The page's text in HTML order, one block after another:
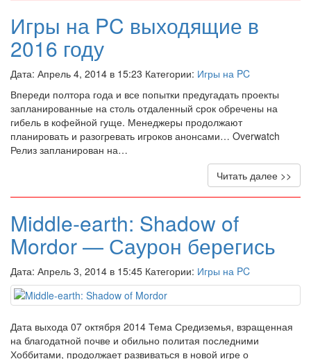
Игры на PC выходящие в
2016 году
Дата: Апрель 4, 2014 в 15:23 Категории: Игры на PC
Впереди полтора года и все попытки предугадать проекты
запланированные на столь отдаленный срок обречены на
гибель в кофейной гуще. Менеджеры продолжают
планировать и разогревать игроков анонсами… Overwatch
Релиз запланирован на…
Читать далее >>
Middle-earth: Shadow of
Mordor — Саурон берегись
Дата: Апрель 3, 2014 в 15:45 Категории: Игры на PC
Дата выхода 07 октября 2014 Тема Средиземья, взращенная
на благодатной почве и обильно политая последними
Хоббитами, продолжает развиваться в новой игре о